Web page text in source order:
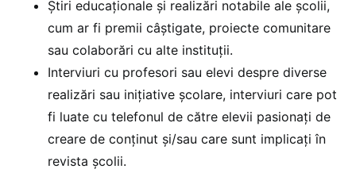
Știri educaționale și realizări notabile ale școlii,
cum ar fi premii câștigate, proiecte comunitare
sau colaborări cu alte instituții.
Interviuri cu profesori sau elevi despre diverse
realizări sau inițiative școlare, interviuri care pot
fi luate cu telefonul de către elevii pasionați de
creare de conținut și/sau care sunt implicați în
revista școlii.